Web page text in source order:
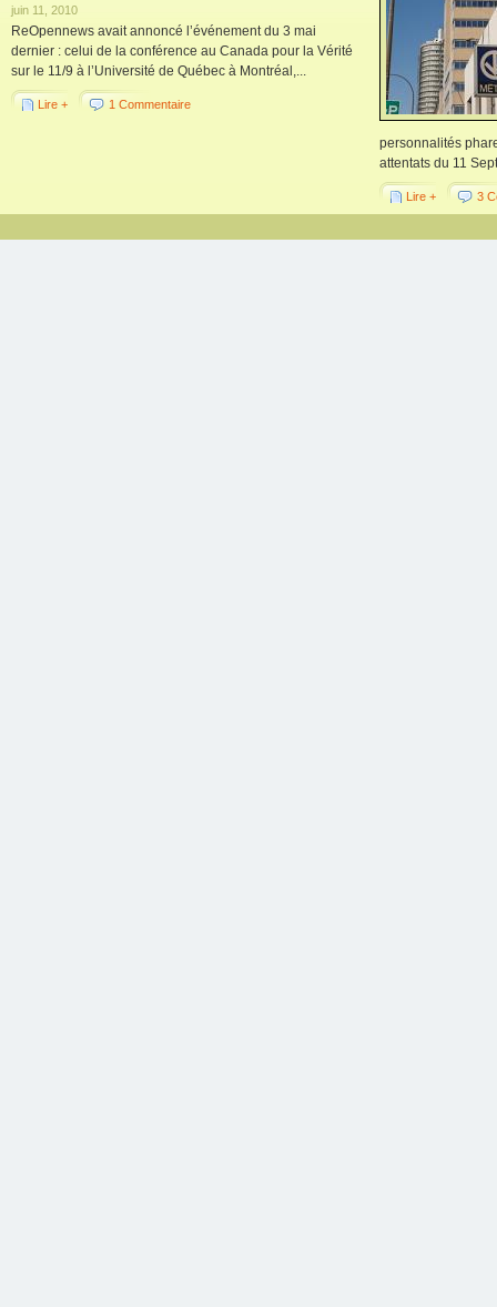
juin 11, 2010
ReOpennews avait annoncé l’événement du 3 mai
dernier : celui de la conférence au Canada pour la Vérité
sur le 11/9 à l’Université de Québec à Montréal,...
Lire + 1 Commentaire
personnalités
attentats du 11
Lire + 3